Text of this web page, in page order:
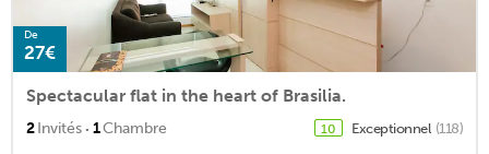
De
27€
Spectacular flat in the heart of Brasilia.
2Invités · 1Chambre 10 Exceptionnel (118)